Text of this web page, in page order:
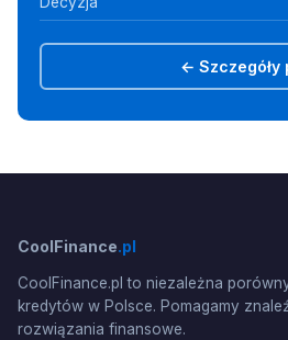
← Szczegóły
CoolFinance.pl
CoolFinance.pl to niezależna
kredytów w Polsce. Pomagamy
rozwiązania finansowe.